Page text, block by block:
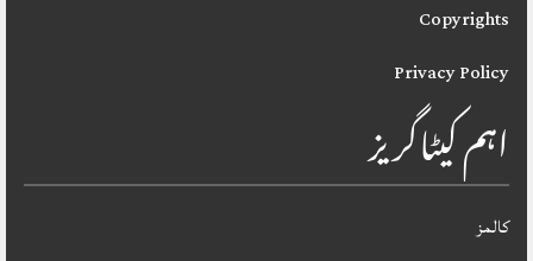
Copyrights
Privacy Policy
اہم کیٹاگریز
کالمز